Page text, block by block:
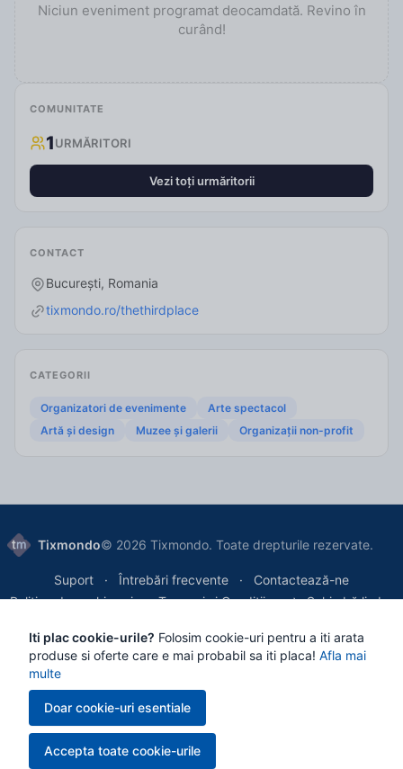
COMUNITATE
1URMĂRITORI
Vezi toți urmăritorii
CONTACT
București, Romania
tixmondo.ro/thethirdplace
CATEGORII
Organizatori de evenimente
Arte spectacol
Artă și design
Muzee și galerii Organizații non-profit
Niciun eveniment programat deocamdată. Revino în
curând!
Tixmondo© 2026 Tixmondo. Toate drepturile rezervate.
Suport Întrebări frecvente
Contactează-ne
Politica de cookie-uri
Termeni și Condiții Schimbă limba
Tixmondo SRL
, Bucharest, Romania
Reg. Com.: J2024036006007 | VAT/CIF: 50788470
Toate plățile sunt procesate securizat prin
criptate și cele mai înalte standarde de protecție a datelor.
Iti plac cookie-urile? Folosim cookie-uri pentru a iti arata
produse si oferte care e mai probabil sa iti placa! Afla mai
multe
Doar cookie-uri esentiale
Accepta toate cookie-urile